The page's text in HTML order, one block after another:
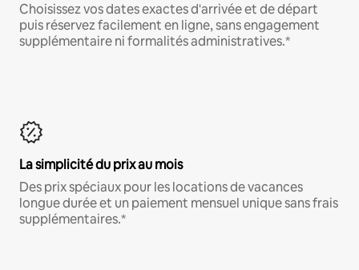
Choisissez vos dates exactes d'arrivée et de départ
puis réservez facilement en ligne, sans engagement
supplémentaire ni formalités administratives.*
La simplicité du prix au mois
Des prix spéciaux pour les locations de vacances
longue durée et un paiement mensuel unique sans frais
supplémentaires.*